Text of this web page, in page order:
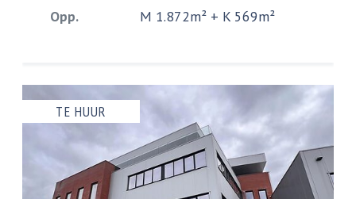
Opp.
M 1.872m² + K 569m²
TE HUUR